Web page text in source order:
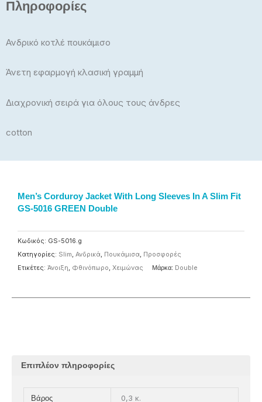
Πληροφορίες
Ανδρικό κοτλέ πουκάμισο
Άνετη εφαρμογή κλασική γραμμή
Διαχρονική σειρά για όλους τους άνδρες
cotton
Men’s Corduroy Jacket With Long Sleeves In A Slim Fit
GS-5016 GREEN Double
Κωδικός: GS-5016.g
Κατηγορίες: Slim, Ανδρικά, Πουκάμισα, Προσφορές
Ετικέτες: Άνοιξη, Φθινόπωρο, Χειμώνας Μάρκα: Double
Επιπλέον πληροφορίες
Βάρος 0,3 κ.